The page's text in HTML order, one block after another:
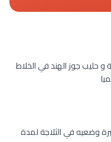
و حليب جوز الهند في الخلاط
وضعيه في الثلاجة لمدة